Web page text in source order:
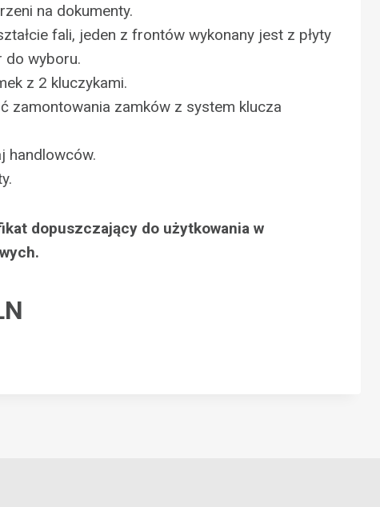
na dokumenty.
fali, jeden z frontów wykonany jest z płyty
do wyboru.
z 2 kluczykami.
zamontowania zamków z system klucza
handlowców.
dopuszczający do użytkowania w